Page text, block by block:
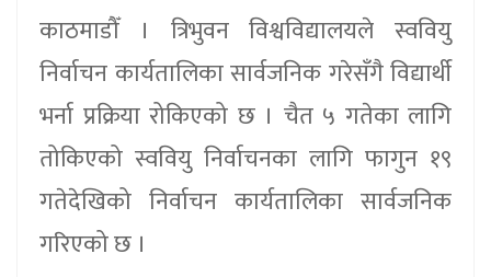
काठमाडौँ । त्रिभुवन विश्वविद्यालयले स्ववियु
निर्वाचन कार्यतालिका सार्वजनिक गरेसँगै विद्यार्थी
भर्ना प्रक्रिया रोकिएको छ । चैत ५ गतेका लागि
तोकिएको स्ववियु निर्वाचनका लागि फागुन १९
गतेदेखिको निर्वाचन कार्यतालिका सार्वजनिक
गरिएको छ ।